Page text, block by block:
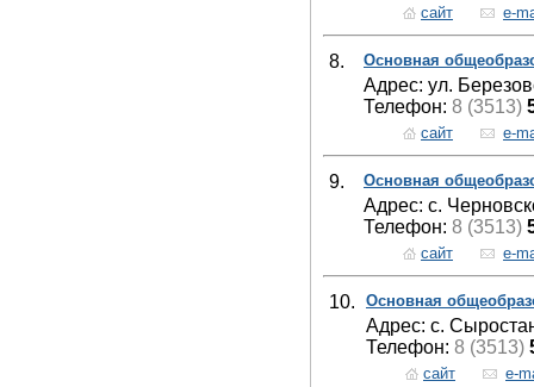
сайт e-
8. Основная
Адрес: ул.
Телефон: 8 (3513)
сайт e-
9. Основная
Адрес: с.
Телефон: 8 (3513)
сайт e-
10. Основная
Адрес: с.
Телефон: 8 (3513)
сайт e-